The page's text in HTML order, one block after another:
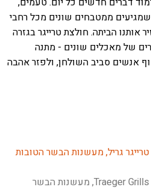
שמגיעים ממטבחים שונים מכל רחבי
אותנו הביתה. חולצת טרייגר בגזרה
של מאכלים שונים - מתנה
אנשים סביב השולחן, ולפזר אהבה